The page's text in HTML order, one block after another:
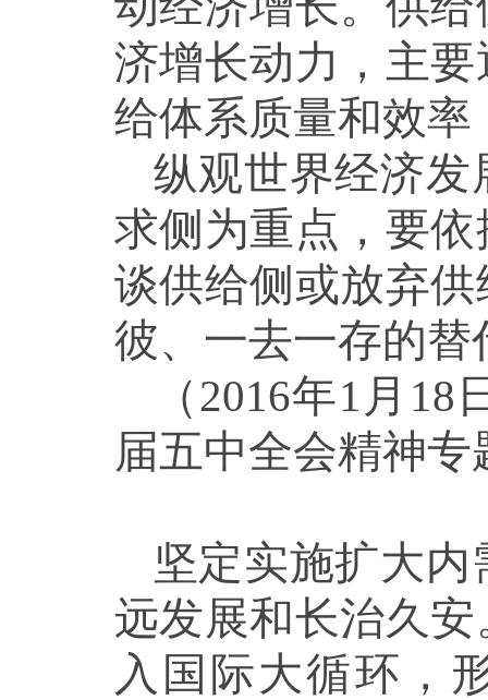
济增长动力，主
给体系质量和效
纵观世界经济
求侧为重点，要
谈供给侧或放弃
彼、一去一存的
（2016年1月
届五中全会精神
坚定实施扩大
远发展和长治久
入国际大循环，